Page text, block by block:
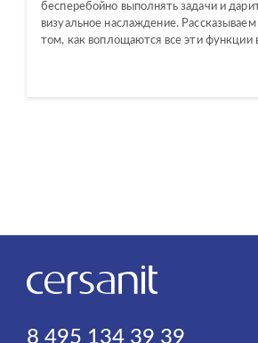
бесперебойно выполнять задачи и
визуальное наслаждение. Рассказываем
том, как воплощаются все эти функции
8 495 134 39 39